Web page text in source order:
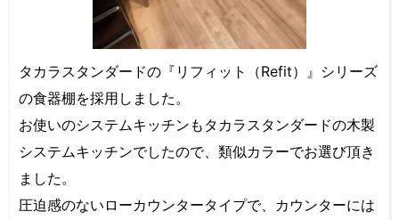
タカラスタンダードの『リフィット（Refit）』シリーズ
の食器棚を採用しました。
お使いのシステムキッチンもタカラスタンダードの木製
システムキッチンでしたので、類似カラーでお選び頂き
ました。
圧迫感のないローカウンタータイプで、カウンターには